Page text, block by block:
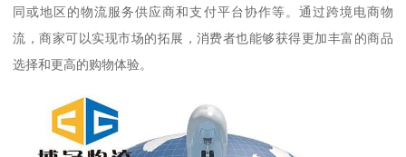
同或地区的物流服务供应商和支付平台协作等。通过跨境电商物
流，商家可以实现市场的拓展，消费者也能够获得更加丰富的商品
选择和更高的购物体验。